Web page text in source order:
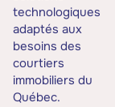
technologiques
adaptés aux
besoins des
courtiers
immobiliers du
Québec.